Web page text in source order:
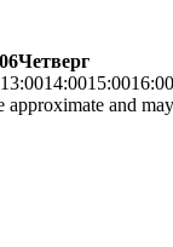
06Четверг
13:0014:0015:0016:00
approximate and